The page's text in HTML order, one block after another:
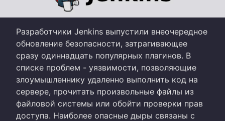
Разработчики Jenkins выпустили внеочередное
обновление безопасности, затрагивающее
сразу одиннадцать популярных плагинов. В
списке проблем - уязвимости, позволяющие
злоумышленнику удаленно выполнить код на
сервере, прочитать произвольные файлы из
файловой системы или обойти проверки прав
доступа. Наиболее опасные дыры связаны с